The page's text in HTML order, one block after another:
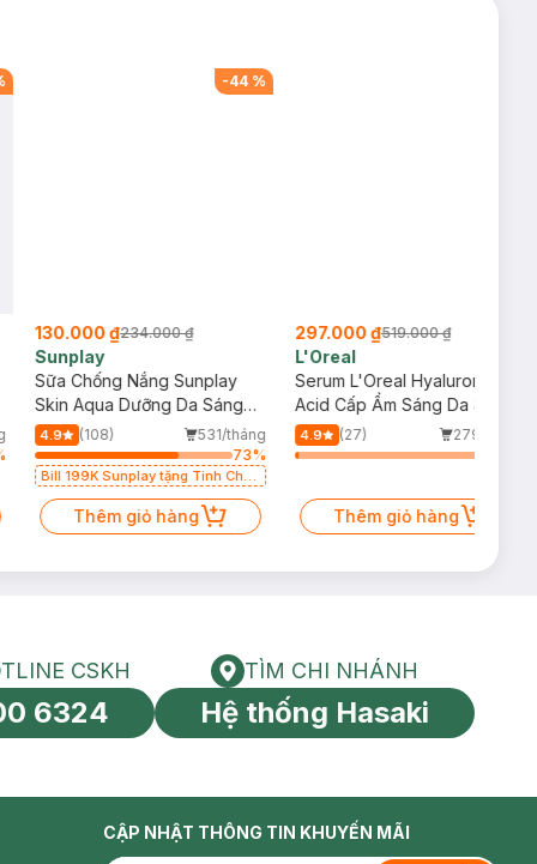
-44%
130.000 ₫234.000 ₫
Sunplay
Sữa Chống Nắng Sunplay
Skin Aqua Dưỡng Da Sáng
Mịn 55g
4.9 (108)
531/tháng
73%
Bill 199K Sunplay tặng Tinh Chất
hạn)
Thêm giỏ hàng
297.000 ₫519.000 ₫
L'Oreal
Serum L'Oreal Hyaluronic
Acid Cấp Ẩm Sáng Da 30ml
4.9 (27)
279/tháng
Thêm giỏ hàng
toàn cầu
HOTLINE CSKH
CSKH
6324
Tìm chi nhánh
TÌM CHI NHÁNH
Hệ thống Hasaki
CẬP NHẬT THÔNG TIN KHUYẾN MÃI